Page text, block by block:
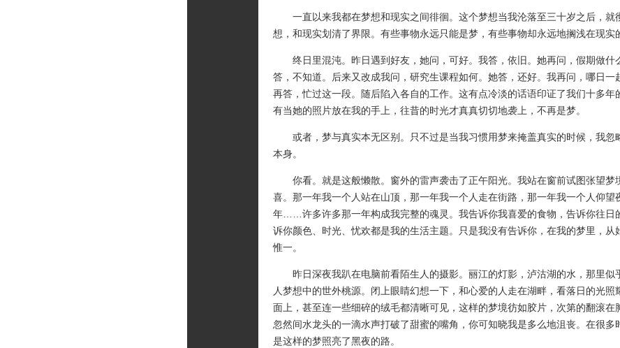
一直以来我都在梦想和现实之间徘徊。这个梦想当我沦落至三十岁之后，就
想，和现实划清了界限。有些事物永远只能是梦，有些事物却永远地搁浅在现实
终日里混沌。昨日遇到好友，她问，可好。我答，依旧。她再问，假期做什
答，不知道。后来又改成我问，研究生课程如何。她答，还好。我再问，哪日一
再答，忙过这一段。随后陷入各自的工作。这有点冷淡的话语印证了我们十多年
有当她的照片放在我的手上，往昔的时光才真真切切地袭上，不再是梦。
或者，梦与真实本无区别。只不过是当我习惯用梦来掩盖真实的时候，我忽
本身。
你看。就是这般懒散。窗外的雷声袭击了正午阳光。我站在窗前试图张望梦
喜。那一年我一个人站在山顶，那一年我一个人走在街路，那一年我一个人仰望
年……许多许多那一年构成我完整的魂灵。我告诉你我喜爱的食物，告诉你往日
诉你颜色、时光、忧欢都是我的生活主题。只是我没有告诉你，在我的梦里，从
惟一。
昨日深夜我趴在电脑前看陌生人的摄影。丽江的灯影，泸沽湖的水，那里似
人梦想中的世外桃源。闭上眼睛幻想一下，和心爱的人走在湖畔，看落日的光照
面上，甚至连一些细碎的绒毛都清晰可见，这样的梦境彷如胶片，次第的翻滚在
忽然间水龙头的一滴水声打破了甜蜜的嘴角，你可知晓我是多么地沮丧。在很多
是这样的梦照亮了黑夜的路。